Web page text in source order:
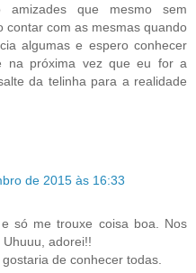
amizades que mesmo sem
contar com as mesmas quando
algumas e espero conhecer
na próxima vez que eu for a
da telinha para a realidade
de 2015 às 16:33
só me trouxe coisa boa. Nos
adorei!!
de conhecer todas.